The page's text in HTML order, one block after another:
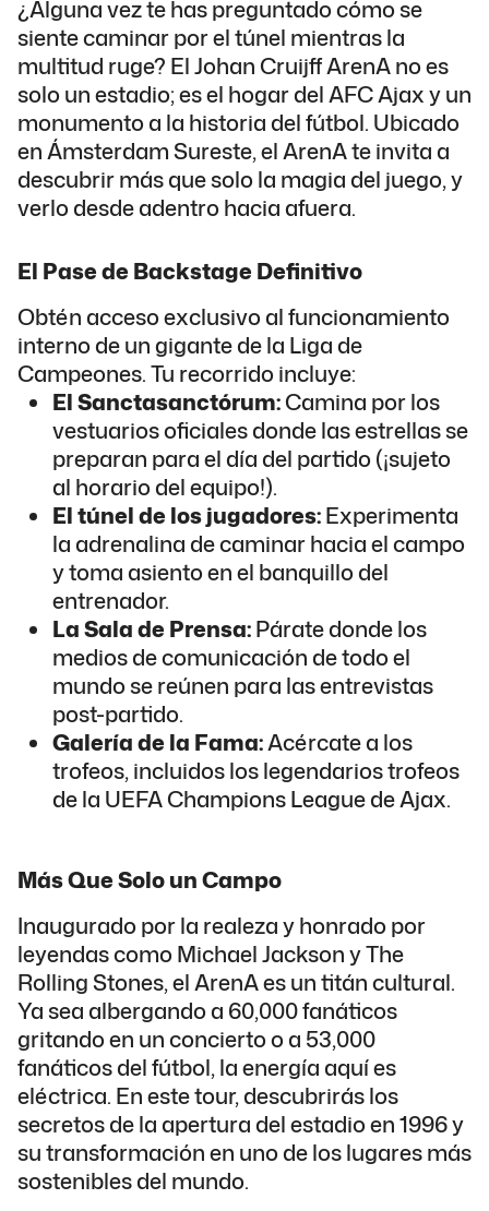
¿Alguna vez te has preguntado cómo se
siente caminar por el túnel mientras la
multitud ruge? El Johan Cruijff ArenA no es
solo un estadio; es el hogar del AFC Ajax y un
monumento a la historia del fútbol. Ubicado
en Ámsterdam Sureste, el ArenA te invita a
descubrir más que solo la magia del juego, y
verlo desde adentro hacia afuera.
El Pase de Backstage Definitivo
Obtén acceso exclusivo al funcionamiento
interno de un gigante de la Liga de
Campeones. Tu recorrido incluye:
El Sanctasanctórum:Camina por los
vestuarios oficiales donde las estrellas se
preparan para el día del partido (¡sujeto
al horario del equipo!).
El túnel de los jugadores:Experimenta
la adrenalina de caminar hacia el campo
y toma asiento en el banquillo del
entrenador.
La Sala de Prensa:Párate donde los
medios de comunicación de todo el
mundo se reúnen para las entrevistas
post-partido.
Galería de la Fama:Acércate a los
trofeos, incluidos los legendarios trofeos
de la UEFA Champions League de Ajax.
Más Que Solo un Campo
Inaugurado por la realeza y honrado por
leyendas como Michael Jackson y The
Rolling Stones, el ArenA es un titán cultural.
Ya sea albergando a 60,000 fanáticos
gritando en un concierto o a 53,000
fanáticos del fútbol, la energía aquí es
eléctrica. En este tour, descubrirás los
secretos de la apertura del estadio en 1996 y
su transformación en uno de los lugares más
sostenibles del mundo.